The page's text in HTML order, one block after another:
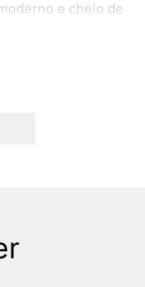
e cheio de
toque de